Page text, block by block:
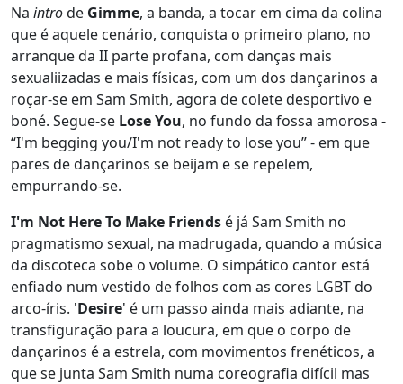
Na introde Gimme, a banda, a tocar em cima da colina
que é aquele cenário, conquista o primeiro plano, no
arranque da II parte profana, com danças mais
sexualiizadas e mais físicas, com um dos dançarinos a
roçar-se em Sam Smith, agora de colete desportivo e
boné. Segue-se Lose You, no fundo da fossa amorosa -
“I'm begging you/I'm not ready to lose you” - em que
pares de dançarinos se beijam e se repelem,
empurrando-se.
I'm Not Here To Make Friends é já Sam Smith no
pragmatismo sexual, na madrugada, quando a música
da discoteca sobe o volume. O simpático cantor está
enfiado num vestido de folhos com as cores LGBT do
arco-íris. 'Desire' é um passo ainda mais adiante, na
transfiguração para a loucura, em que o corpo de
dançarinos é a estrela, com movimentos frenéticos, a
que se junta Sam Smith numa coreografia difícil mas